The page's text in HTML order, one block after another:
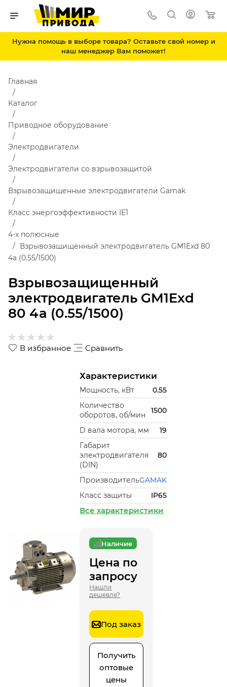
Нужна помощь в выборе товара? Оставьте свой номер и
наш менеджер Вам поможет!
Взрывозащищенный
электродвигатель GM1Exd
80 4a (0.55/1500)
Главная
Каталог
Приводное оборудование
Электродвигатели
Электродвигатели со взрывозащитой
Взрывозащищенные электродвигатели Gamak
Класс энергоэффективности IE1
4-х полюсные
Взрывозащищенный электродвигатель GM1Exd 80
4a (0.55/1500)
В избранное Сравнить
Характеристики
Мощность, кВт
0.55
Количество
оборотов, об/мин
1500
D вала мотора, мм
19
Габарит
электродвигателя
(DIN)
80
ПроизводительGAMAK
Класс защиты
IP65
Все характеристики
Наличие
Цена по
запросу
Нашли
дешевле?
Под заказ
Получить
оптовые
цены